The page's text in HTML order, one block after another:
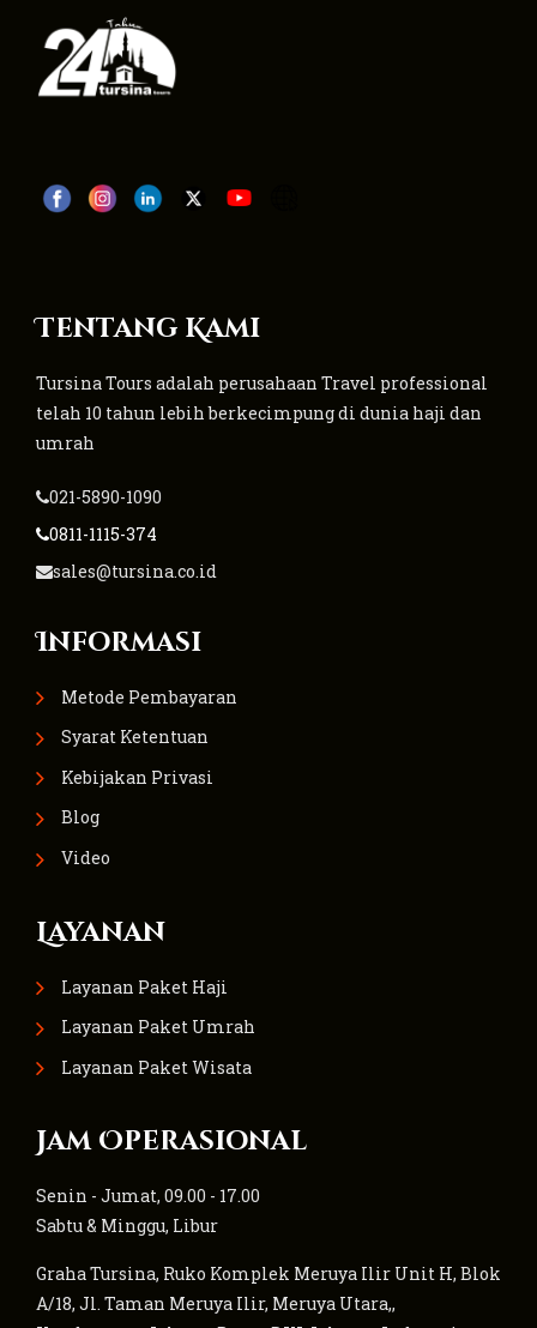
Tentang Kami
Tursina Tours adalah perusahaan Travel professional
telah 10 tahun lebih berkecimpung di dunia haji dan
umrah
021-5890-1090
0811-1115-374
sales@tursina.co.id
Informasi
Metode Pembayaran
Syarat Ketentuan
Kebijakan Privasi
Blog
Video
Layanan
Layanan Paket Haji
Layanan Paket Umrah
Layanan Paket Wisata
Jam Operasional
Senin - Jumat, 09.00 - 17.00
Sabtu & Minggu, Libur
Graha Tursina, Ruko Komplek Meruya Ilir Unit H, Blok
A/18, Jl. Taman Meruya Ilir, Meruya Utara,,